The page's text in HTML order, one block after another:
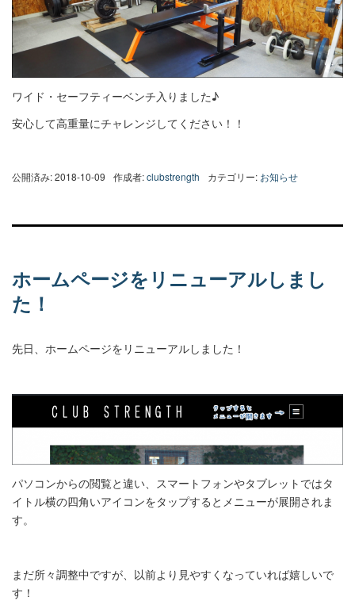
ワイド・セーフティーベンチ入りました♪
安心して高重量にチャレンジしてください！！
公開済み: 2018-10-09 作成者:clubstrength カテゴリー: お知らせ
ホームページをリニューアルしまし
た！
先日、ホームページをリニューアルしました！
パソコンからの閲覧と違い、スマートフォンやタブレットではタ
イトル横の四角いアイコンをタップするとメニューが展開されま
す。
まだ所々調整中ですが、以前より見やすくなっていれば嬉しいで
す！